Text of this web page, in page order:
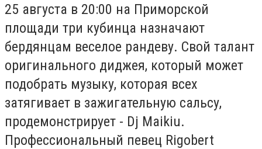
25 августа в 20:00 на Приморской
площади три кубинца назначают
бердянцам веселое рандеву. Свой талант
оригинального диджея, который может
подобрать музыку, которая всех
затягивает в зажигательную сальсу,
продемонстрирует - Dj Maikiu.
Профессиональный певец Rigobert